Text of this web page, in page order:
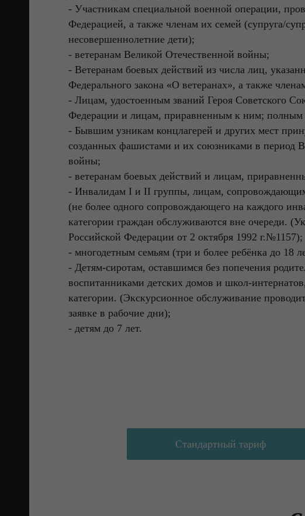
- Участникам специальной военной операции,
Федерацией, а также членам их семей (супруга/
несовершеннолетние дети);
- ветеранам Великой Отечественной войны;
- Ветеранам боевых действий из числа лиц,
Федерального закона «О ветеранах», а также
- Лицам, удостоенным званий Героя Советского
Федерации и лицам, приравненным к ним; полным
- Бывшим узникам концлагерей и других мест
созданных фашистами и их союзниками в период
войны;
- ветеранам боевых действий и лицам,
- Инвалидам I и II группы, лицам,
(не более одного сопровождающего на каждого
категории граждан обслуживаются вне очереди.
Российской Федерации от 2 октября 1992 г.№1157);
- многодетным семьям (три и более ребёнка до 18
- Детям-сиротам, оставшимся без попечения
воспитанниками детских домов и школ-
категории. (Экскурсионное обслуживание
заявке в рабочие дни);
- детям до 7 лет.
Стандартный тариф